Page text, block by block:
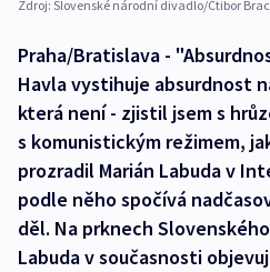
Zdroj: Slovenské národní divadlo/Ctibor
Praha/Bratislava -
Havla vystihuje absurdnost
která není - zjistil jsem s
s komunistickým režimem,
prozradil Marián Labuda v
podle něho spočívá
děl. Na prknech
Labuda v současnosti